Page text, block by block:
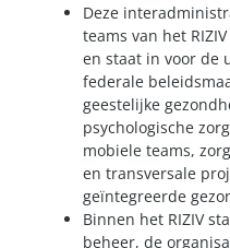
Deze
teams van het
en staat in voor de
federale
geestelijke
psychologische
mobiele teams,
en transversale
geïntegreerde
Binnen het RIZIV
beheer, de